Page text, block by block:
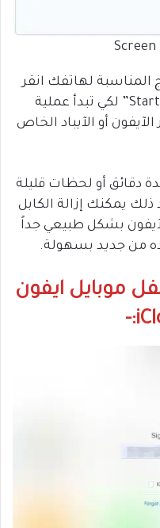
Screen
المناسبة لهاتفك انقر
فوق تبويب بدء الإزالة “Start Remove” لكي تبدأ عملية
أو الآيباد الخاص
دقائق أو لحظات قليلة
يمكنك إزالة الكابل
بشكل طبيعي جداً
من جديد بسهولة.
موبايل ايفون